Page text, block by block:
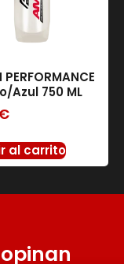
PERFORMANCE
Azul 750 ML
al carrito